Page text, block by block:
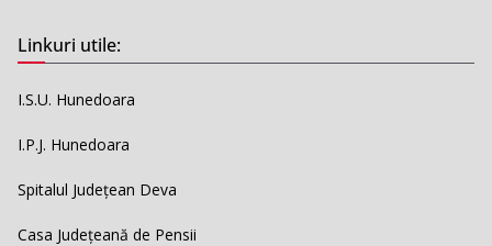
Linkuri utile:
I.S.U. Hunedoara
I.P.J. Hunedoara
Spitalul Județean Deva
Casa Județeană de Pensii